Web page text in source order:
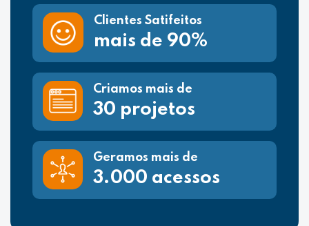
Clientes Satifeitos
mais de 90%
Criamos mais de
30 projetos
Geramos mais de
3.000 acessos